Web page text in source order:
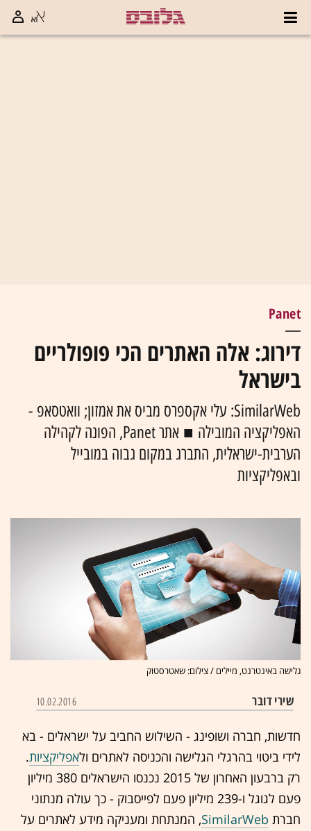
Panet
דירוג: אלה האתרים הכי פופולריים
בישראל
SimilarWeb: עלי אקספרס מביס את אמזון; וואטסאפ -
האפליקציה המובילה ■ אתר Panet, הפונה לקהילה
הערבית-ישראלית, התברג במקום גבוה במובייל
ובאפליקציות
גלישה באינטרנט, מיילים / צילום: שאטרסטוק
שירי דובר 10.02.2016
חדשות, חברה ושופינג - השילוש החביב על ישראלים - בא
לידי ביטוי בהרגלי הגלישה והכניסה לאתרים ולאפליקציות.
רק ברבעון האחרון של 2015 נכנסו הישראלים 380 מיליון
פעם לגוגל ו-239 מיליון פעם לפייסבוק - כך עולה מנתוני
חברת SimilarWeb, המנתחת ומעניקה מידע לאתרים על